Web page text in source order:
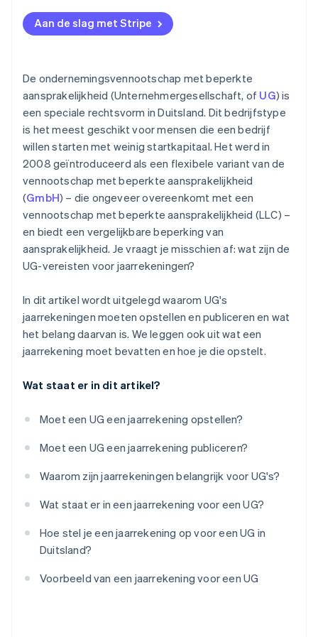
Voorbeeld van een winst- en verliesrekening
Voorbeeldbalans
Aan de slag met Stripe
De ondernemingsvennootschap met beperkte
aansprakelijkheid (Unternehmergesellschaft, of UG) is
een speciale rechtsvorm in Duitsland. Dit bedrijfstype
is het meest geschikt voor mensen die een bedrijf
willen starten met weinig startkapitaal. Het werd in
2008 geïntroduceerd als een flexibele variant van de
vennootschap met beperkte aansprakelijkheid
(GmbH) – die ongeveer overeenkomt met een
vennootschap met beperkte aansprakelijkheid (LLC) –
en biedt een vergelijkbare beperking van
aansprakelijkheid. Je vraagt je misschien af: wat zijn de
UG-vereisten voor jaarrekeningen?
In dit artikel wordt uitgelegd waarom UG's
jaarrekeningen moeten opstellen en publiceren en wat
het belang daarvan is. We leggen ook uit wat een
jaarrekening moet bevatten en hoe je die opstelt.
Wat staat er in dit artikel?
Moet een UG een jaarrekening opstellen?
Moet een UG een jaarrekening publiceren?
Waarom zijn jaarrekeningen belangrijk voor UG's?
Wat staat er in een jaarrekening voor een UG?
Hoe stel je een jaarrekening op voor een UG in
Duitsland?
Voorbeeld van een jaarrekening voor een UG